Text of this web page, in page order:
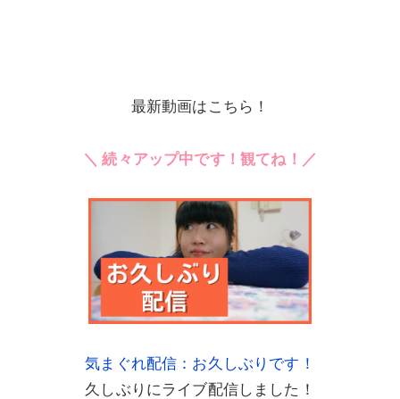
最新動画はこちら！
＼ 続々アップ中です！観てね！／
気まぐれ配信：お久しぶりです！
久しぶりにライブ配信しました！